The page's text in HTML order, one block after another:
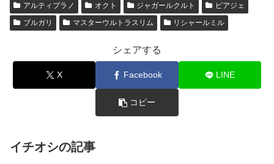
アルティプラノ オクト ジャガールクルト
ピアジェ
ブルガリ
マスターウルトラスリム リシャールミル
シェアする
X Facebook LINE
コピー
イチオシの記事